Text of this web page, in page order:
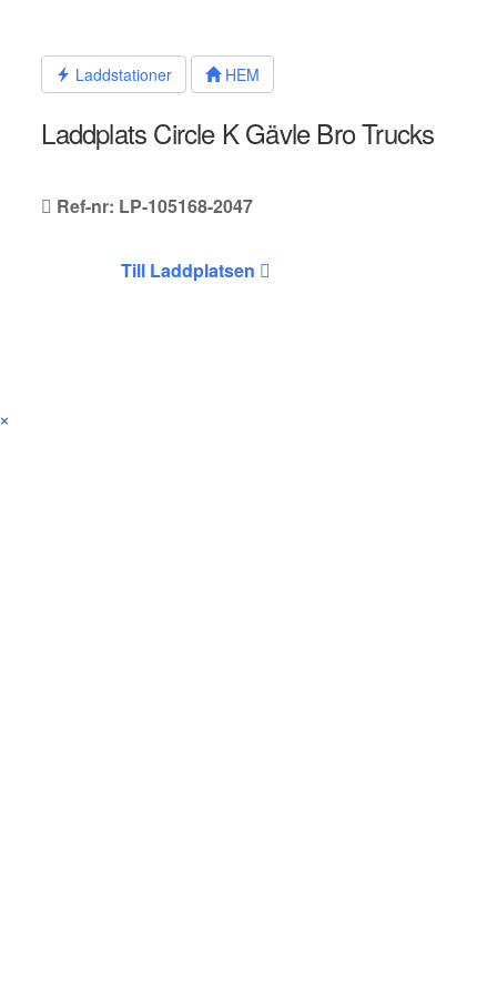
innehållet Laddstationer HEM
Laddplats Circle K Gävle Bro Trucks
Ref-nr: LP-105168-2047
Till Laddplatsen
×